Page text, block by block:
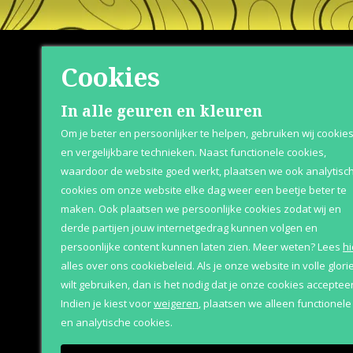
Shop
Herenparfum
Damesparfum
Merken
Geschenksets
Aanbiedingen
Over
Retourneren
Bezorging
Cookies
In alle geuren en kleuren
Om je beter en persoonlijker te helpen, gebruiken wij cookies
en vergelijkbare technieken. Naast functionele cookies,
waardoor de website goed werkt, plaatsen we ook
cookies om onze website elke dag weer een beetje beter te
maken. Ook plaatsen we persoonlijke cookies zodat wij en
derde partijen jouw internetgedrag kunnen volgen en
persoonlijke content kunnen laten zien. Meer weten?Lees
alles over ons cookiebeleid. Als je onze website in volle glorie
wilt gebruiken, dan is het nodig dat je onze cookies
Indien je kiest voorweigeren,plaatsen we alleen functionele
en analytische cookies.